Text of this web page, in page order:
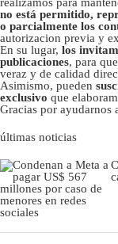
no está permitido,
o parcialmente los
autorizacion previa y
En su lugar, los
publicaciones, para
veraz y de calidad
Asimismo, pueden
exclusivo que
Gracias por ayudarnos
últimas noticias